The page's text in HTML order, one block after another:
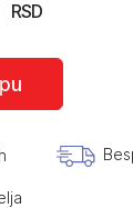
RSD